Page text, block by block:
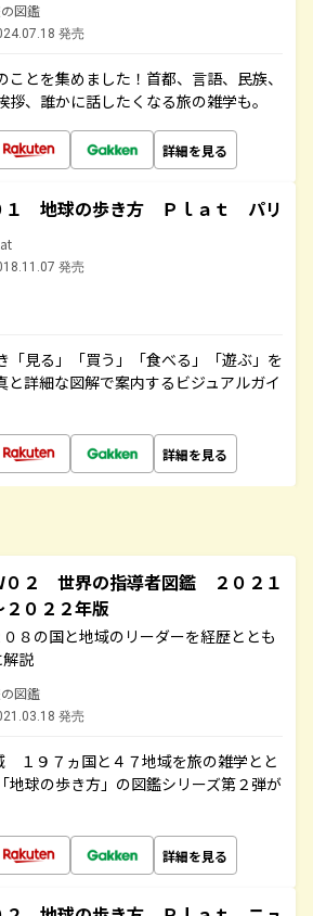
図鑑
発売
とを集めました！首都、言語、民族、
、誰かに話したくなる旅の雑学も。
詳細を見る
１ 地球の歩き方 Ｐｌａｔ パリ
発売
「見る」「買う」「食べる」「遊ぶ」を
と詳細な図解で案内するビジュアルガイ
詳細を見る
０２ 世界の指導者図鑑 ２０２１
２０２２年版
０８の国と地域のリーダーを経歴ととも
解説
図鑑
発売
１９７ヵ国と４７地域を旅の雑学とと
地球の歩き方」の図鑑シリーズ第２弾が
詳細を見る